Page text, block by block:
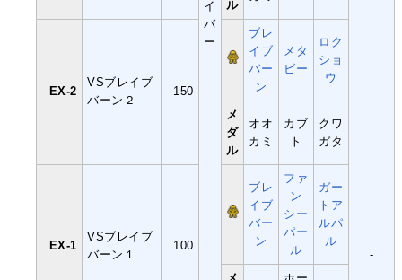
イ
バ
ー
-
ル
EX-2
VSブレイブ
バーン２
150
ブレ
イブ
バー
ン
メタ
ビー
ロク
ショ
ウ
メ
ダ
ル
オオ
カミ
カブ
ト
クワ
ガタ
EX-1
VSブレイブ
バーン１
100
ブレ
イブ
バー
ン
ファ
ン
シー
パー
ル
ガー
トア
ルパ
ル